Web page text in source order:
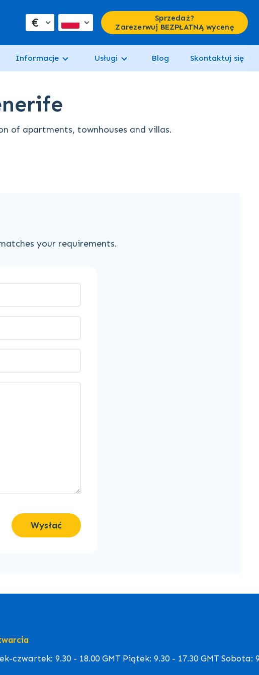
€
Sprzedaż?
Zarezerwuj BEZPŁATNĄ wycenę
Informacje Usługi Blog Skontaktuj się
of apartments, townhouses and villas.
your requirements.
Wysłać
czwartek: 9.30 - 18.00 GMT Piątek: 9.30 - 17.30 GMT Sobota: